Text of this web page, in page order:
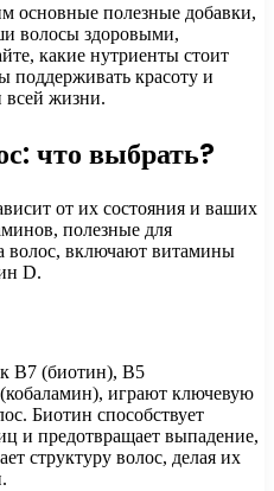
основные полезные добавки,
волосы здоровыми,
какие нутриенты стоит
поддерживать красоту и
всей жизни.
что выбрать?
от их состояния и ваших
полезные для
волос, включают витамины
D.
B7 (биотин), B5
играют ключевую
Биотин способствует
и предотвращает выпадение,
структуру волос, делая их